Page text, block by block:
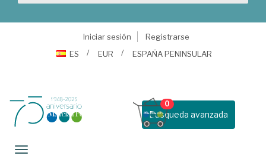
Iniciar sesión
Registrarse
ES
EUR ESPAÑA PENINSULAR
Busqueda avanzada
0
Toggle navigation